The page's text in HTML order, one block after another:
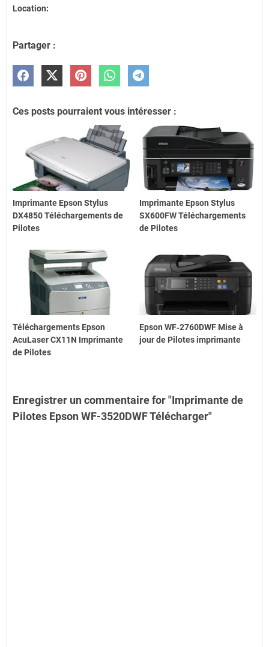
Location:
Partager :
Ces posts pourraient vous intéresser :
Imprimante Epson Stylus
DX4850 Téléchargements de
Pilotes
Imprimante Epson Stylus
SX600FW Téléchargements
de Pilotes
Téléchargements Epson
AcuLaser CX11N Imprimante
de Pilotes
Epson WF‑2760DWF Mise à
jour de Pilotes imprimante
Enregistrer un commentaire for "Imprimante de
Pilotes Epson WF-3520DWF Télécharger"